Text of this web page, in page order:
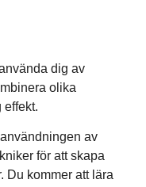
dig av
olika
effekt.
av
för att skapa
Du kommer att lära